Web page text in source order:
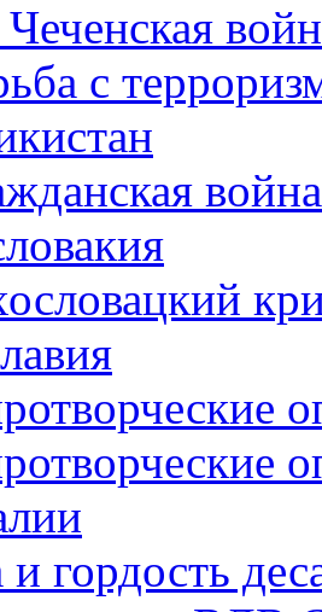
с
и гордость